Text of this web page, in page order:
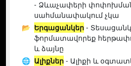
- Ձևաչափերի
սահմանափակում չկա
📂 Երգացանկեր -
ֆորմատավորեք
և ձայնը
🌐 Ալիքներ - Ալիքի և